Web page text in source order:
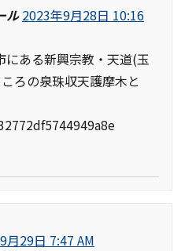
ル 2023年9月28日 10:16
にある新興宗教・天道(玉
ろの泉珠収天護摩木と
月29日 7:47 AM